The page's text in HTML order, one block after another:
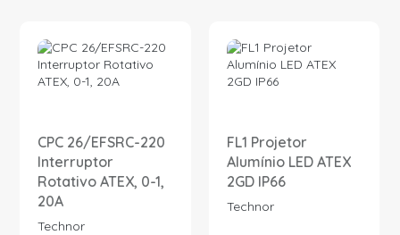
CPC 26/EFSRC-220
Interruptor
Rotativo ATEX, 0-1,
20A
Technor
FL1 Projetor
Alumínio LED ATEX
2GD IP66
Technor